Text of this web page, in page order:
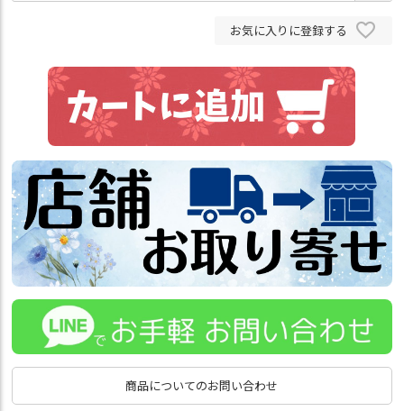
お気に入りに登録する
商品についてのお問い合わせ